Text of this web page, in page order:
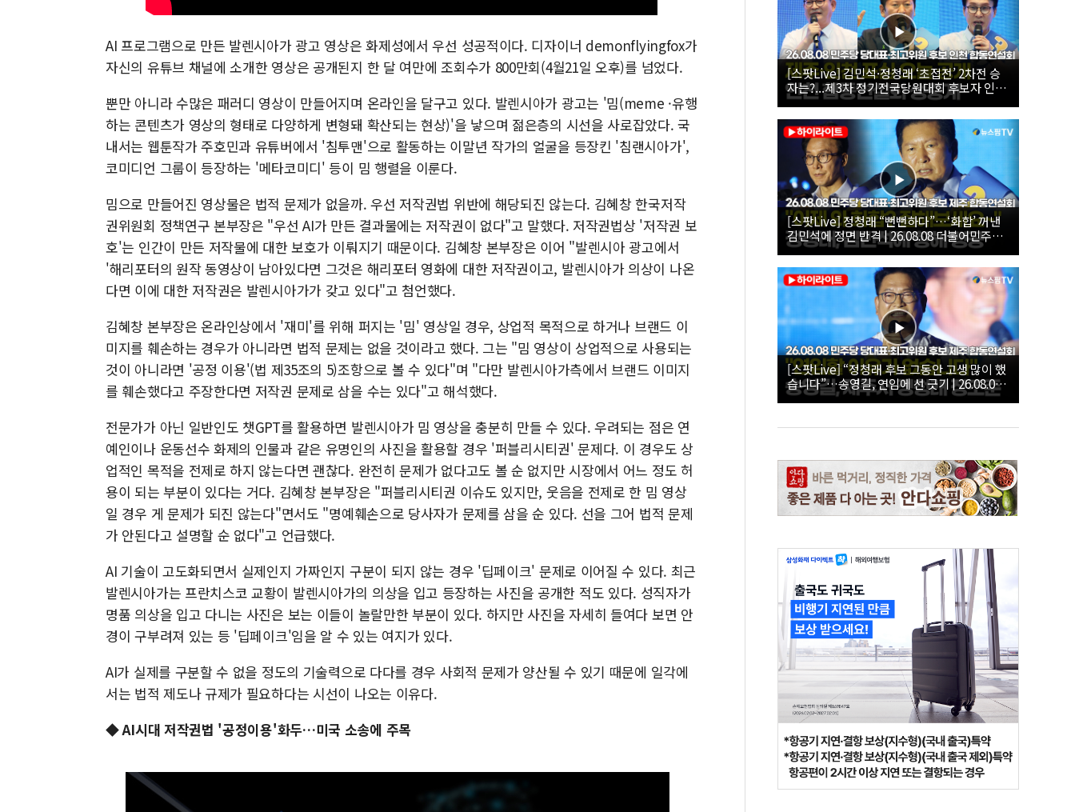
AI 프로그램으로 만든 발렌시아가 광고 영상은 화제성에서 우선 성공적이다. 디자이너 demonflyingfox가
자신의 유튜브 채널에 소개한 영상은 공개된지 한 달 여만에 조회수가 800만회(4월21일 오후)를 넘었다.
뿐만 아니라 수많은 패러디 영상이 만들어지며 온라인을 달구고 있다. 발렌시아가 광고는 '밈(meme ·유행
하는 콘텐츠가 영상의 형태로 다양하게 변형돼 확산되는 현상)'을 낳으며 젊은층의 시선을 사로잡았다. 국
내서는 웹툰작가 주호민과 유튜버에서 '침투맨'으로 활동하는 이말년 작가의 얼굴을 등장킨 '침랜시아가',
코미디언 그룹이 등장하는 '메타코미디' 등이 밈 행렬을 이룬다.
밈으로 만들어진 영상물은 법적 문제가 없을까. 우선 저작권법 위반에 해당되진 않는다. 김혜창 한국저작
권위원회 정책연구 본부장은 "우선 AI가 만든 결과물에는 저작권이 없다"고 말했다. 저작권법상 '저작권 보
호'는 인간이 만든 저작물에 대한 보호가 이뤄지기 때문이다. 김혜창 본부장은 이어 "발렌시아 광고에서
'해리포터의 원작 동영상이 남아있다면 그것은 해리포터 영화에 대한 저작권이고, 발렌시아가 의상이 나온
다면 이에 대한 저작권은 발렌시아가가 갖고 있다"고 첨언했다.
김혜창 본부장은 온라인상에서 '재미'를 위해 퍼지는 '밈' 영상일 경우, 상업적 목적으로 하거나 브랜드 이
미지를 훼손하는 경우가 아니라면 법적 문제는 없을 것이라고 했다. 그는 "밈 영상이 상업적으로 사용되는
것이 아니라면 '공정 이용'(법 제35조의 5)조항으로 볼 수 있다"며 "다만 발렌시아가측에서 브랜드 이미지
를 훼손했다고 주장한다면 저작권 문제로 삼을 수는 있다"고 해석했다.
전문가가 아닌 일반인도 챗GPT를 활용하면 발렌시아가 밈 영상을 충분히 만들 수 있다. 우려되는 점은 연
예인이나 운동선수 화제의 인물과 같은 유명인의 사진을 활용할 경우 '퍼블리시티권' 문제다. 이 경우도 상
업적인 목적을 전제로 하지 않는다면 괜찮다. 완전히 문제가 없다고도 볼 순 없지만 시장에서 어느 정도 허
용이 되는 부분이 있다는 거다. 김혜창 본부장은 "퍼블리시티권 이슈도 있지만, 웃음을 전제로 한 밈 영상
일 경우 게 문제가 되진 않는다"면서도 "명예훼손으로 당사자가 문제를 삼을 순 있다. 선을 그어 법적 문제
가 안된다고 설명할 순 없다"고 언급했다.
AI 기술이 고도화되면서 실제인지 가짜인지 구분이 되지 않는 경우 '딥페이크' 문제로 이어질 수 있다. 최근
발렌시아가는 프란치스코 교황이 발렌시아가의 의상을 입고 등장하는 사진을 공개한 적도 있다. 성직자가
명품 의상을 입고 다니는 사진은 보는 이들이 놀랄만한 부분이 있다. 하지만 사진을 자세히 들여다 보면 안
경이 구부려져 있는 등 '딥페이크'임을 알 수 있는 여지가 있다.
AI가 실제를 구분할 수 없을 정도의 기술력으로 다다를 경우 사회적 문제가 양산될 수 있기 때문에 일각에
서는 법적 제도나 규제가 필요하다는 시선이 나오는 이유다.
◆ AI시대 저작권법 '공정이용'화두…미국 소송에 주목
[스팟Live] 김민석·정청래 ‘초접전’ 2차전 승
자는?...제3차 정기전국당원대회 후보자 인천
합동연설회 생중계 | 26.08.08
[스팟Live] 정청래 “뻔뻔하다”…‘화합’ 꺼낸
김민석에 정면 반격 | 26.08.08 더불어민주당
당대표·최고위원 후보 제주 합동연설회
[스팟Live] “정청래 후보 그동안 고생 많이 했
습니다”…송영길, 연임에 선 긋기 | 26.08.08
더불어민주당 당대표·최고위원 후보 제주 합